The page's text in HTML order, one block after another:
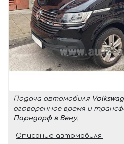
Подача автомобиля
оговоренное время и
Парндорф в Вену.
Описание автомобиля: